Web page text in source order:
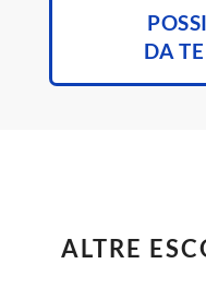
DA
ALTRE